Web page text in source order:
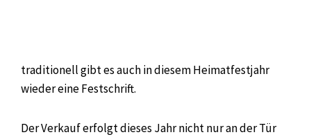
traditionell gibt es auch in diesem Heimatfestjahr
wieder eine Festschrift.
Der Verkauf erfolgt dieses Jahr nicht nur an der Tür